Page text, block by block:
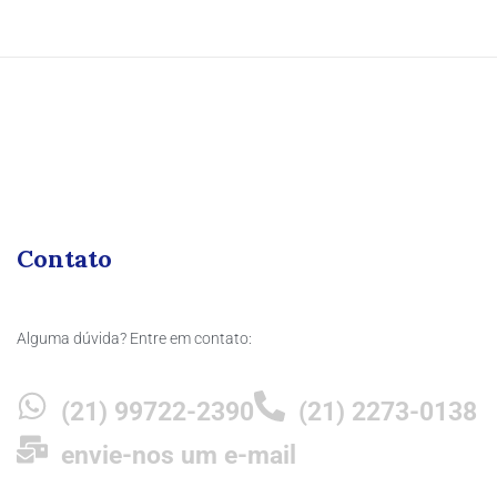
Contato
Alguma dúvida? Entre em contato:
(21) 99722-2390
(21) 2273-0138
envie-nos um e-mail